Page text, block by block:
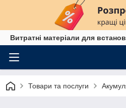
Витратні матеріали для
Товари та послуги